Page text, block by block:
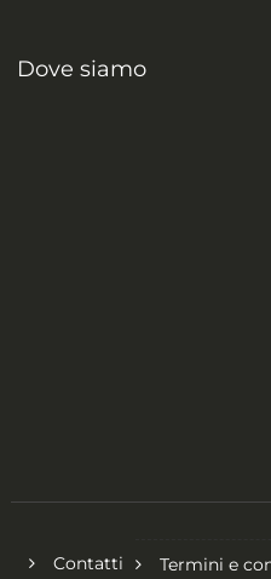
Dove siamo
Contatti Termini e